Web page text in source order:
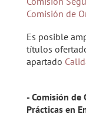
Comisión de
Es posible
títulos
apartado
- Comisión de
Prácticas en